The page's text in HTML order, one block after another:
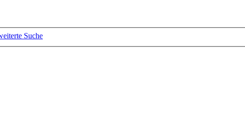
Suche